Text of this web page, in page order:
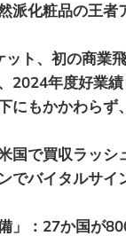
派化粧品の王者
ット、初の商業
2024年度好業績
にもかかわらず
国で買収ラッシ
でバイタルサイ
」：27か国が